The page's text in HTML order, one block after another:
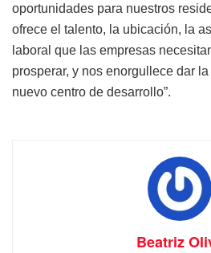
oportunidades para nuestros
ofrece el talento, la ubicación, la
laboral que las empresas
prosperar, y nos enorgullece dar
nuevo centro de desarrollo”.
Beatriz